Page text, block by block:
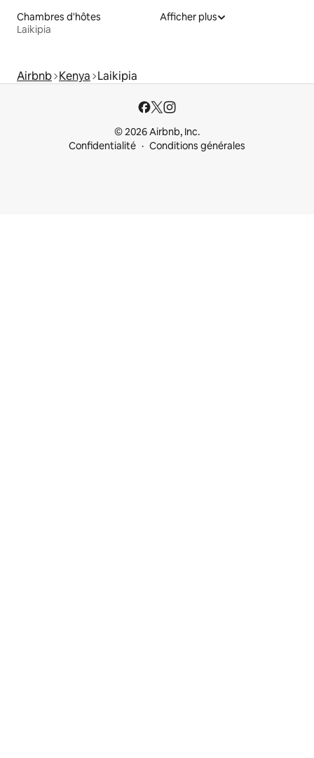
Chambres d'hôtes
Laikipia
Afficher plus
Airbnb Kenya Laikipia
© 2026 Airbnb, Inc.
Confidentialité
Conditions générales